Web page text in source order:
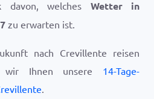
davon, welches Wetter in
zu erwarten ist.
nach Crevillente reisen
wir Ihnen unsere 14-Tage-
.